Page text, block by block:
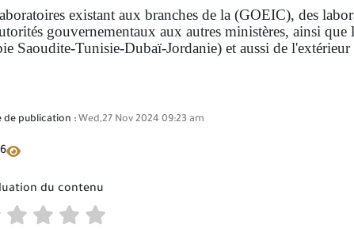
existant aux branches de la (GOEIC), des
gouvernementaux aux autres ministères, ainsi
Saoudite-Tunisie-Dubaï-Jordanie) et aussi de
de publication : Wed,27 Nov 2024 09:23 am
du contenu